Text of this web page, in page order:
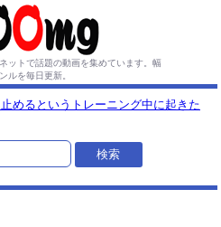
ットで話題の動画を集めています。 幅
ルを毎日更新。
止めるというトレーニング中に起きた